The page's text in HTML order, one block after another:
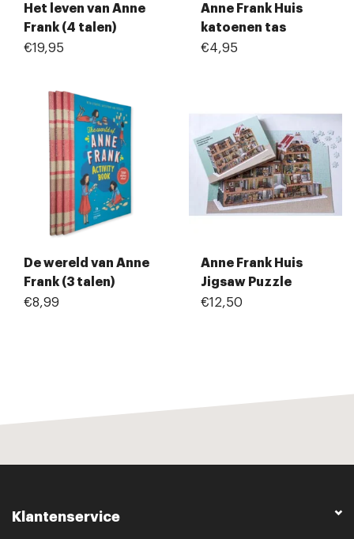
Het leven van Anne
Frank (4 talen)
€19,95
Anne Frank Huis
katoenen tas
€4,95
De wereld van Anne
Frank (3 talen)
€8,99
Anne Frank Huis
Jigsaw Puzzle
€12,50
Klantenservice